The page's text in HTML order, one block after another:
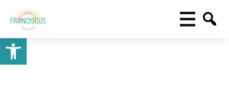
Toolbar openen